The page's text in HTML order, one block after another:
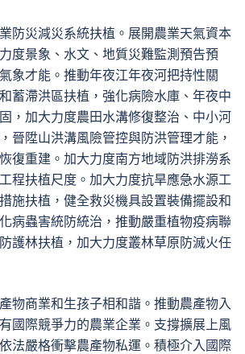
業防災減災系統扶植。展開農業天氣資本
度景象、水文、地質災難監測預告預
象才能。推動年夜江年夜河把持性關
蓄滯洪區扶植，強化病險水庫、年夜中
，加大力度農田水溝修復整治、中小河
晉陞山洪溝風險管控與防洪管理才能，
復重建。加大力度南方地域防洪排澇系
程扶植尺度。加大力度抗旱應急水源工
施扶植，健全救災機具設置裝備擺設和
病蟲害統防統治，推動嚴重植物疫病聯
護林扶植，加大力度叢林草原防滅火任
產物商業和生孩子相和諧。推動農產物入
國際競爭力的農業企業。支撐擴展上風
法嚴格衝擊農產物私運。積極介入國際